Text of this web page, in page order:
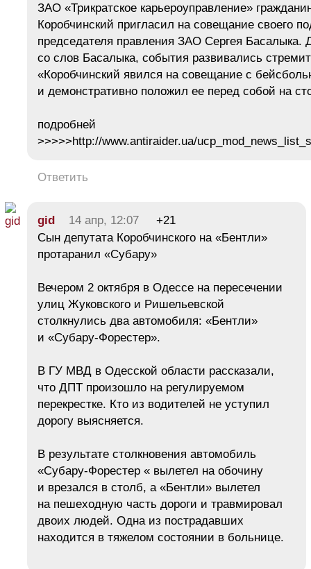
ЗАО «Трикратское карьероуправление»
Коробчинский пригласил на совещание своего
председателя правления ЗАО Сергея Басалыка.
со слов Басалыка, события развивались
«Коробчинский явился на совещание с
и демонстративно положил ее перед собой на
подробней
>>>>>http://www.antiraider.ua/
Ответить
gid 14 апр, 12:07
+21
Сын депутата Коробчинского на «Бентли»
протаранил «Субару»
Вечером 2 октября в Одессе на пересечении
улиц Жуковского и Ришельевской
столкнулись два автомобиля: «Бентли»
и «Субару-Форестер».
В ГУ МВД в Одесской области рассказали,
что ДПТ произошло на регулируемом
перекрестке. Кто из водителей не уступил
дорогу выясняется.
В результате столкновения автомобиль
«Субару-Форестер « вылетел на обочину
и врезался в столб, а «Бентли» вылетел
на пешеходную часть дороги и травмировал
двоих людей. Одна из пострадавших
находится в тяжелом состоянии в больнице.